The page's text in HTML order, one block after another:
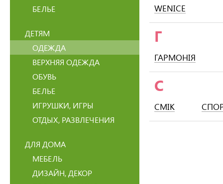
БЕЛЬЕ
ДЕТЯМ
ОДЕЖДА
ВЕРХНЯЯ ОДЕЖДА
ОБУВЬ
БЕЛЬЕ
ИГРУШКИ, ИГРЫ
ОТДЫХ, РАЗВЛЕЧЕНИЯ
ДЛЯ ДОМА
МЕБЕЛЬ
ДИЗАЙН, ДЕКОР
WENICE
Г
ГАРМОНІЯ
С
СМІК